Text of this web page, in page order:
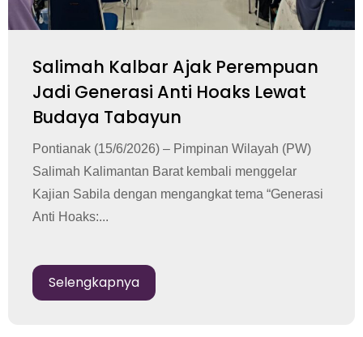
Salimah Kalbar Ajak Perempuan
Jadi Generasi Anti Hoaks Lewat
Budaya Tabayun
Pontianak (15/6/2026) – Pimpinan Wilayah (PW)
Salimah Kalimantan Barat kembali menggelar
Kajian Sabila dengan mengangkat tema “Generasi
Anti Hoaks:...
Selengkapnya